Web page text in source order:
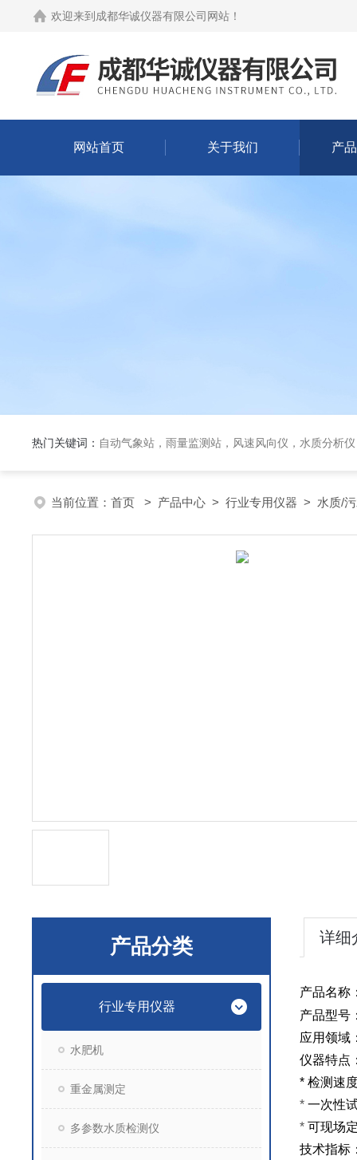
欢迎来到 成都华诚仪器有限公司网站 ！
网站首页 关于我们 产
热门关键词： 自动气象站，雨量监测站，风速风向仪，水质分析
当前位置： 首页 > 产品中心 > 行业专用仪器 > 水质/
产品分类
行业专用仪器
水肥机
重金属测定
多参数水质检测仪
详细
产品名称
产品型号
应用领域
仪器特点
* 检测速
* 一次性
* 可现场
技术指标